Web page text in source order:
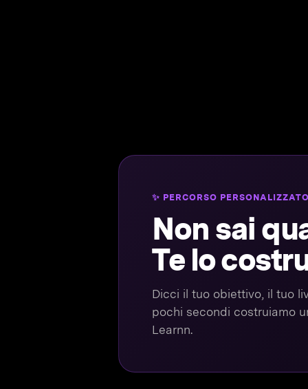
✨ PERCORSO PERSONALIZZATO
Non sai
Te lo
Dicci il tuo obiettivo, il tuo
pochi secondi costruiamo
Learnn.